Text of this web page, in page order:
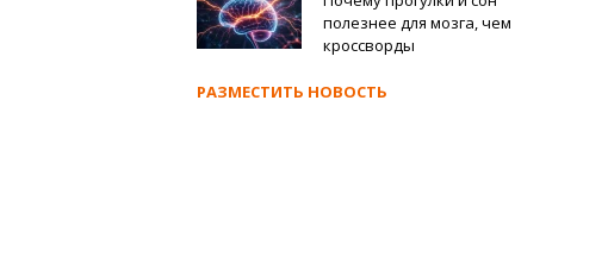
полезнее для мозга, чем
кроссворды
РАЗМЕСТИТЬ НОВОСТЬ